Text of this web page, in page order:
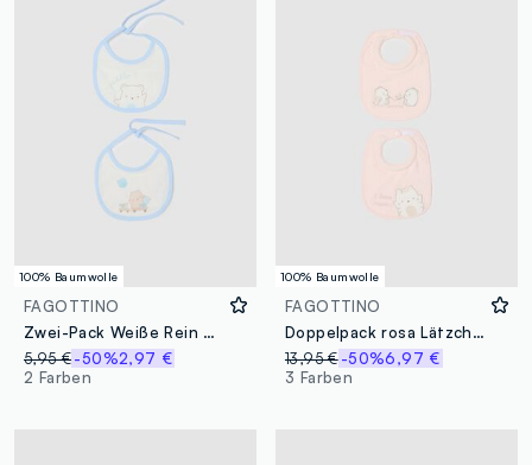
100% Baumwolle
FAGOTTINO
Zwei-Pack Weiße Rein Baumwoll-Lätzchen für Säuglinge
5,95 €-50%2,97 €
2 Farben
100% Baumwolle
FAGOTTINO
Doppelpack rosa Lätzchen aus reiner Baumwolle, Regular Fit für Babys
13,95 € -50%6,97 €
3 Farben